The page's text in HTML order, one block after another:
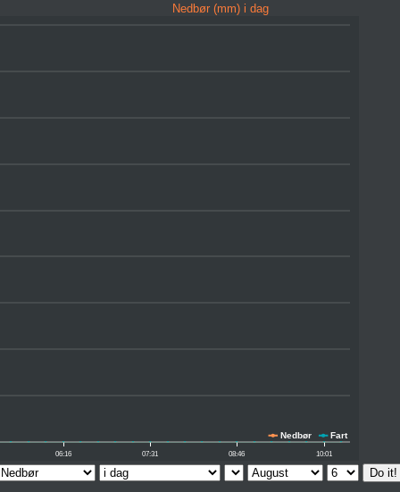
Nedbør (mm) i dag